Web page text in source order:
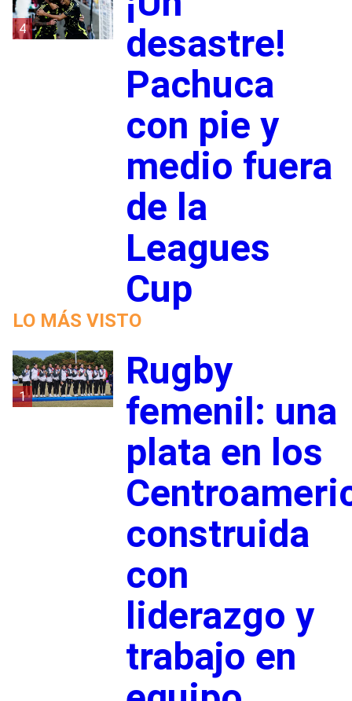
4
desastre!
Pachuca
con pie y
medio fuera
de la
Leagues
Cup
LO MÁS VISTO
1
Rugby
femenil: una
plata en los
construida
con
liderazgo y
trabajo en